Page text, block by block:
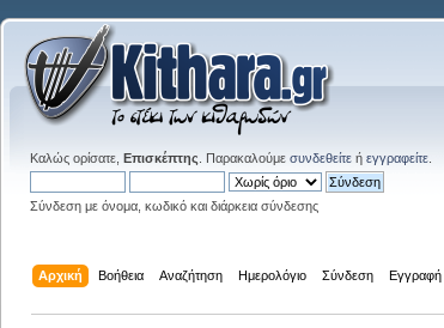
Καλώς ορίσατε, Επισκέπτης . Παρακαλούμε συνδεθείτε ή εγγραφείτε
Σύνδεση με όνομα, κωδικό και διάρκεια σύνδεσης
Αρχική Βοήθεια Αναζήτηση Ημερολόγιο Σύνδεση Εγγραφή